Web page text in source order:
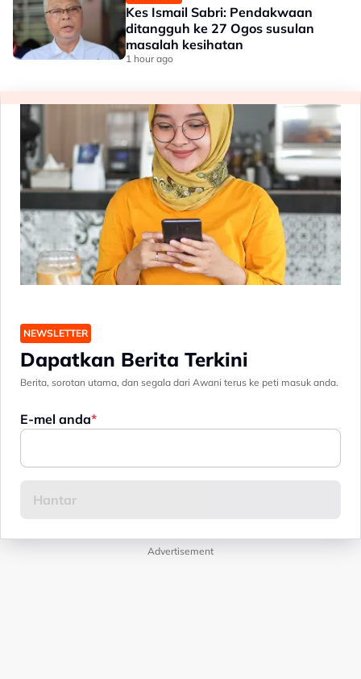
Kes Ismail Sabri: Pendakwaan
ditangguh ke 27 Ogos susulan
masalah kesihatan
1 hour ago
NEWSLETTER
Dapatkan Berita Terkini
Berita, sorotan utama, dan segala dari Awani terus ke peti masuk anda.
E-mel anda
Advertisement